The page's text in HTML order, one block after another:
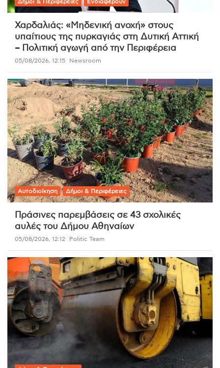
Δήμοι & Περιφέρειες Ενδιαφέρουν
Χαρδαλιάς: «Μηδενική ανοχή» στους
υπαίτιους της πυρκαγιάς στη Δυτική Αττική
– Πολιτική αγωγή από την Περιφέρεια
05/08/2026, 12:15 Newsroom
Αυτοδιοίκηση Δήμοι & Περιφέρειες
Πράσινες παρεμβάσεις σε 43 σχολικές
αυλές του Δήμου Αθηναίων
05/08/2026, 12:12 Politic Team